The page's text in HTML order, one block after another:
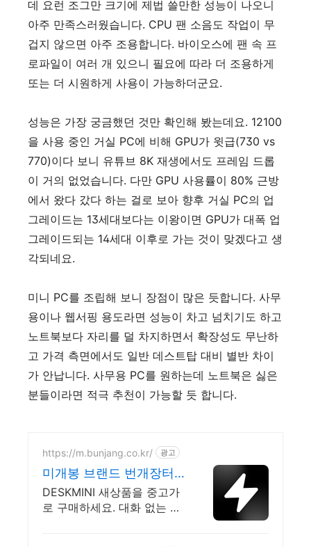
데 요런 조그만 크기에 제법 쓸만한 성능이 나오니
아주 만족스러웠습니다. CPU 팬 소음도 작업이 무
겁지 않으면 아주 조용합니다. 바이오스에 팬 속 프
로파일이 여러 개 있으니 필요에 따라 더 조용하게
또는 더 시원하게 사용이 가능하더군요.
성능은 가장 궁금했던 것만 확인해 봤는데요. 12100
을 사용 중인 거실 PC에 비해 GPU가 윗급(730 vs
770)이다 보니 유튜브 8K 재생에서도 프레임 드롭
이 거의 없었습니다. 다만 GPU 사용률이 80% 근방
에서 왔다 갔다 하는 걸로 보아 향후 거실 PC의 업
그레이드는 13세대보다는 이왕이면 GPU가 대폭 업
그레이드되는 14세대 이후로 가는 것이 맞겠다고 생
각되네요.
미니 PC를 조립해 보니 장점이 많은 듯합니다. 사무
용이나 웹서핑 용도라면 성능이 차고 넘치기도 하고
노트북보다 자리를 덜 차지하면서 확장성도 무난하
고 가격 측면에서도 일반 데스트탑 대비 별반 차이
가 안납니다. 사무용 PC를 원하는데 노트북은 싫은
분들이라면 적극 추천이 가능할 듯 합니다.
https://m.bunjang.co.kr/ 광고
미개봉 브랜드 번개장터
국내 최대 브랜드 중고거
래
DESKMINI 새상품을 중고가
로 구매하세요. 대화 없는 안